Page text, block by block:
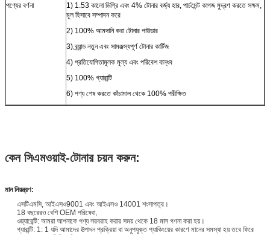
পণ্যের বর্ণনা
1) 1.53 কালো ডিগ্রি এবং 4% টোনার বর্জ্য হার, পার্চমেন্ট কাগজ মুদ্রণ করতে সক্ষম,
মূল হিসাবে সম্পাদন করে
2) 100% আমদানি করা টোনার পাউডার
3) ব্র্যান্ড নতুন এবং সামঞ্জস্যপূর্ণ টোনার কার্টিজ
4) প্রতিযোগিতামূলক মূল্য এবং পরিবেশ বান্ধব
5) 100% গ্যারান্টি
6) পণ্য শেষ করতে কাঁচামাল থেকে 100% পরীক্ষিত
কেন সিএমওয়াই-টোনার চয়ন করুন:
মান নিয়ন্ত্রণ:
এসটিএমসি, আইএসও9001 এবং আইএসও 14001 শংসাপত্র।
18 বছরেরও বেশি OEM পরিষেবা,
ওয়্যারেন্টি: আমরা আপনাকে পণ্য সরবরাহ করার সময় থেকে 18 মাস গণনা করা হয়।
গ্যারান্টি: 1: 1 যদি আমাদের উত্পাদন প্রক্রিয়া বা অনুপযুক্ত প্যাকিংয়ের কারণে মানের সমস্যা হয় তবে ফিরে